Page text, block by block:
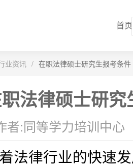
首页
业资讯 / 在职法律硕士研究生报考条件
法律硕士研究
者:同等学力培训中心
法律行业的快速